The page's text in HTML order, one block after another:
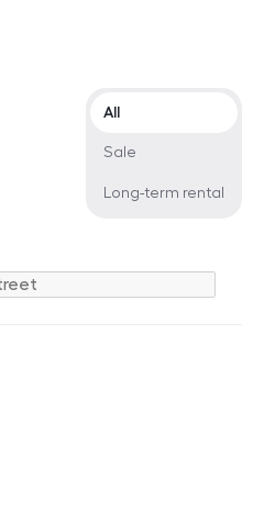
Offer type
All
Sale
Long-term rental